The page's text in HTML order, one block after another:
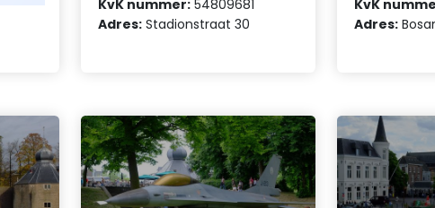
KvK nummer: 54809681
Adres: Stadionstraat 30
KvK
Adres: